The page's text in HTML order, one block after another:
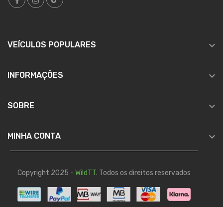
VEÍCULOS POPULARES 
INFORMAÇÕES 
SOBRE 
MINHA CONTA 
Copyright 2025 - WildTT. Todos os direitos reservados